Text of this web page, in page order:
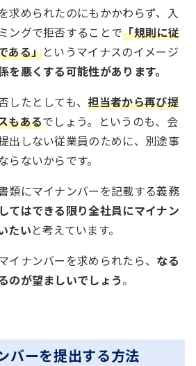
求められたのにもかかわらず、入
ングで拒否することで「規則に従
ある」というマイナスのイメージ
を悪くする可能性があります。
したとしても、担当者から再び提
もあるでしょう。というのも、会
出しない従業員のために、別途事
ないからです。
類にマイナンバーを記載する義務
てはできる限り全社員にマイナン
たいと考えています。
イナンバーを求められたら、 なる
のが望ましいでしょう。
バーを提出する方法